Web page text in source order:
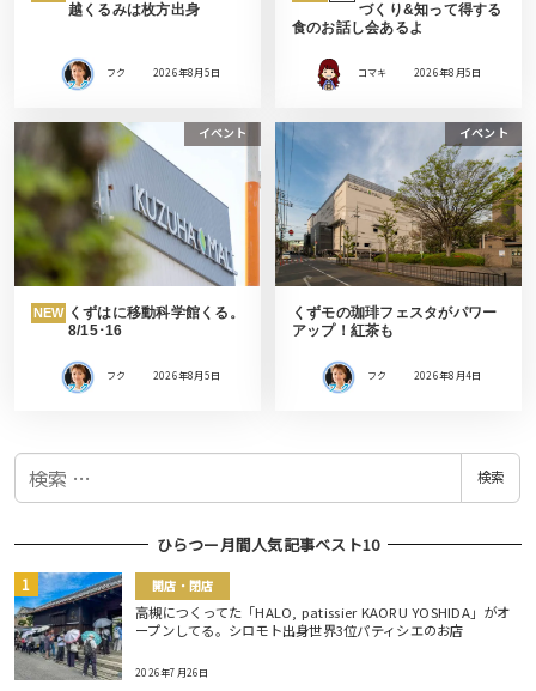
越くるみは枚方出身
フク 2026年8月5日
づくり&知って得する
食のお話し会あるよ
コマキ 2026年8月5日
イベント
NEW くずはに移動科学館くる。
8/15･16
フク 2026年8月5日
イベント
くずモの珈琲フェスタがパワー
アップ！紅茶も
フク 2026年8月4日
検
検索
ひらつー月間人気記事ベスト10
開店・閉店
高槻につくってた「HALO, patissier KAORU YOSHIDA」がオ
ープンしてる。シロモト出身世界3位パティシエのお店
2026年7月26日